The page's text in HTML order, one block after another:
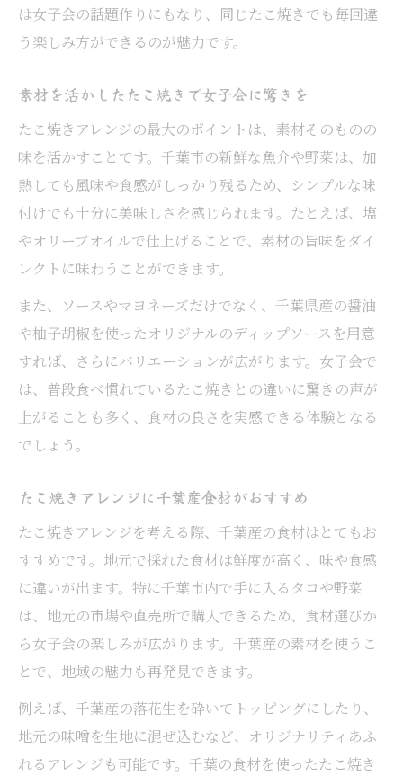
は女子会の話題作りにもなり、同じたこ焼きでも毎回違
う楽しみ方ができるのが魅力です。
素材を活かしたたこ焼きで女子会に驚きを
たこ焼きアレンジの最大のポイントは、素材そのものの
味を活かすことです。千葉市の新鮮な魚介や野菜は、加
熱しても風味や食感がしっかり残るため、シンプルな味
付けでも十分に美味しさを感じられます。たとえば、塩
やオリーブオイルで仕上げることで、素材の旨味をダイ
レクトに味わうことができます。
また、ソースやマヨネーズだけでなく、千葉県産の醤油
や柚子胡椒を使ったオリジナルのディップソースを用意
すれば、さらにバリエーションが広がります。女子会で
は、普段食べ慣れているたこ焼きとの違いに驚きの声が
上がることも多く、食材の良さを実感できる体験となる
でしょう。
たこ焼きアレンジに千葉産食材がおすすめ
たこ焼きアレンジを考える際、千葉産の食材はとてもお
すすめです。地元で採れた食材は鮮度が高く、味や食感
に違いが出ます。特に千葉市内で手に入るタコや野菜
は、地元の市場や直売所で購入できるため、食材選びか
ら女子会の楽しみが広がります。千葉産の素材を使うこ
とで、地域の魅力も再発見できます。
例えば、千葉産の落花生を砕いてトッピングにしたり、
地元の味噌を生地に混ぜ込むなど、オリジナリティあふ
れるアレンジも可能です。千葉の食材を使ったたこ焼き